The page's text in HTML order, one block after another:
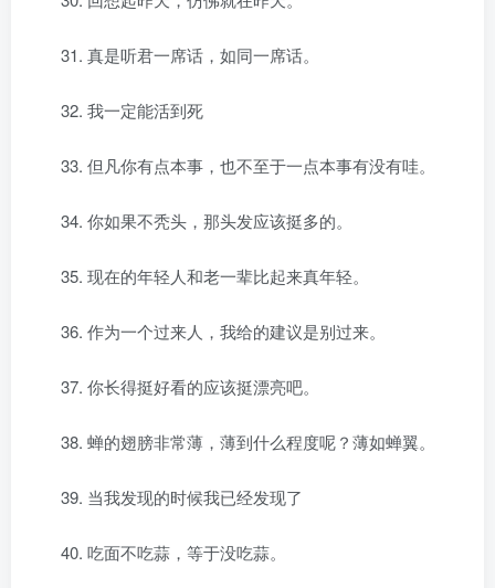
31. 真是听君一席话，如同一席话。
32. 我一定能活到死
33. 但凡你有点本事，也不至于一点本事有没有哇。
34. 你如果不秃头，那头发应该挺多的。
35. 现在的年轻人和老一辈比起来真年轻。
36. 作为一个过来人，我给的建议是别过来。
37. 你长得挺好看的应该挺漂亮吧。
38. 蝉的翅膀非常薄，薄到什么程度呢？薄如蝉翼。
39. 当我发现的时候我已经发现了
40. 吃面不吃蒜，等于没吃蒜。